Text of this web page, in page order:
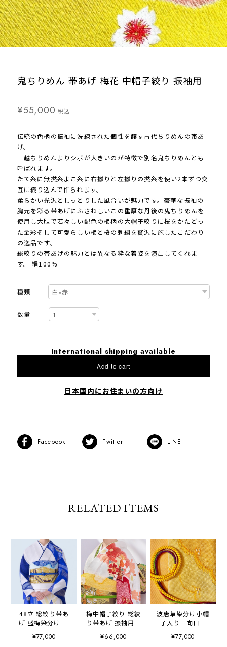
鬼ちりめん 帯あげ 梅花 中帽子絞り 振袖用
¥55,000 税込
伝統の色柄の振袖に洗練された個性を醸す古代ちりめんの帯あ
げ。
一越ちりめんよりシボが大きいのが特徴で別名鬼ちりめんとも
呼ばれます。
たて糸に無撚糸よこ糸に右撚りと左撚りの撚糸を使い2本ずつ交
互に織り込んで作られます。
柔らかい光沢としっとりした風合いが魅力です。豪華な振袖の
胸元を彩る帯あげにふさわしいこの重厚な丹後の鬼ちりめんを
使用し大胆で若々しい配色の梅柄の大帽子絞りに桜をかたどっ
た金彩そして可愛らしい梅と桜の刺繍を贅沢に施したこだわり
の逸品です。
総絞りの帯あげの魅力とは異なる粋な着姿を演出してくれま
す。 絹100%
種類
数量
International shipping available
Add to cart
日本国内にお住まいの方向け
Facebook Twitter LINE
RELATED ITEMS
48立 総絞り帯あ
げ 盛梅染分け 振
袖用
¥77,000
梅中帽子絞り 総絞
り帯あげ 振袖用
全6色
¥66,000
波唐草染分け小帽
子入り 向日葵
色 振袖用総絞り
帯あげ
¥77,000